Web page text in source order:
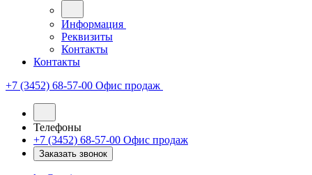
Информация
Реквизиты
Контакты
Контакты
+7 (3452) 68-57-00 Офис продаж
Телефоны
+7 (3452) 68-57-00 Офис продаж
Заказать звонок